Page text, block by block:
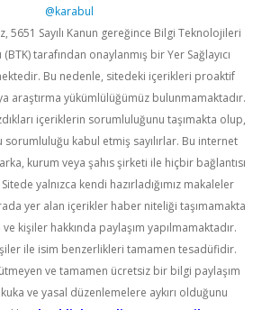
@karabul
5651 Sayılı Kanun gereğince Bilgi Teknolojileri
tarafından onaylanmış bir Yer Sağlayıcı
Bu nedenle, sitedeki içerikleri proaktif
araştırma yükümlülüğümüz bulunmamaktadır.
içeriklerin sorumluluğunu taşımakta olup,
kabul etmiş sayılırlar. Bu internet
kurum veya şahıs şirketi ile hiçbir bağlantısı
yalnızca kendi hazırladığımız makaleler
yer alan içerikler haber niteliği taşımamakta
kişiler hakkında paylaşım yapılmamaktadır.
ile isim benzerlikleri tamamen tesadüfidir.
ve tamamen ücretsiz bir bilgi paylaşım
ve yasal düzenlemelere aykırı olduğunu